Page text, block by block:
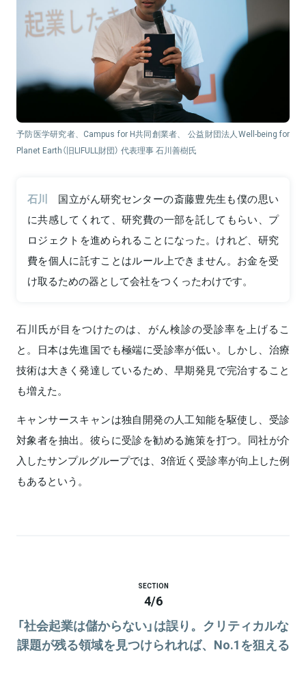
予防医学研究者、Campus for H共同創業者、 公益財団法人Well-being for
Planet Earth（旧LIFULL財団） 代表理事 石川善樹氏
石川
国立がん研究センターの斎藤豊先生も僕の思い
に共感してくれて、研究費の一部を託してもらい、プ
ロジェクトを進められることになった。けれど、研究
費を個人に託すことはルール上できません。お金を受
け取るための器として会社をつくったわけです。
石川氏が目をつけたのは、がん検診の受診率を上げるこ
と。日本は先進国でも極端に受診率が低い。しかし、治療
技術は大きく発達しているため、早期発見で完治すること
も増えた。
キャンサースキャンは独自開発の人工知能を駆使し、受診
対象者を抽出。彼らに受診を勧める施策を打つ。同社が介
入したサンプルグループでは、3倍近く受診率が向上した例
もあるという。
SECTION
4/6
「社会起業は儲からない」は誤り。クリティカルな
課題が残る領域を見つけられれば、No.1を狙える